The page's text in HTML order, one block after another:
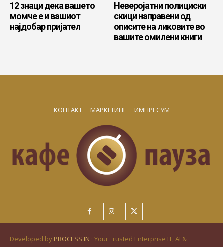
12 знаци дека вашето
момче е и вашиот
најдобар пријател
Неверојатни полициски
скици направени од
описите на ликовите во
вашите омилени книги
КОНТАКТ МАРКЕТИНГ ИМПРЕСУМ
Developed by PROCESS IN · Your Trusted Enterprise IT, AI &